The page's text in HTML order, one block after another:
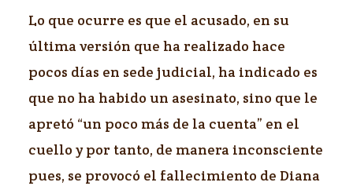
Lo que ocurre es que el acusado, en su
última versión que ha realizado hace
pocos días en sede judicial, ha indicado es
que no ha habido un asesinato, sino que le
apretó “un poco más de la cuenta” en el
cuello y por tanto, de manera inconsciente
pues, se provocó el fallecimiento de Diana